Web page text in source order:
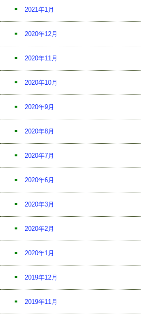
2021年1月
2020年12月
2020年11月
2020年10月
2020年9月
2020年8月
2020年7月
2020年6月
2020年3月
2020年2月
2020年1月
2019年12月
2019年11月